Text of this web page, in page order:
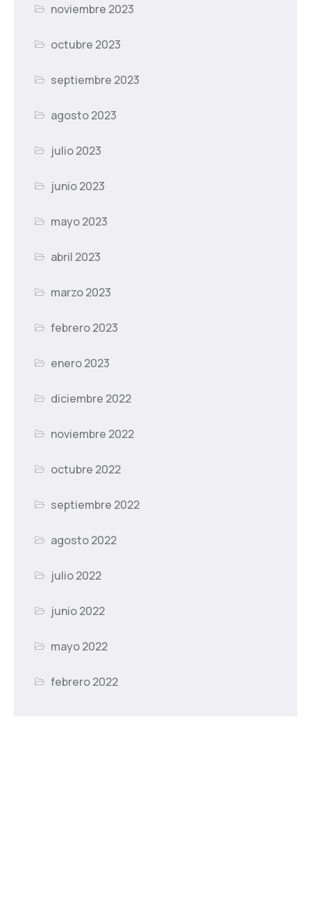
noviembre 2023
octubre 2023
septiembre 2023
agosto 2023
julio 2023
junio 2023
mayo 2023
abril 2023
marzo 2023
febrero 2023
enero 2023
diciembre 2022
noviembre 2022
octubre 2022
septiembre 2022
agosto 2022
julio 2022
junio 2022
mayo 2022
febrero 2022